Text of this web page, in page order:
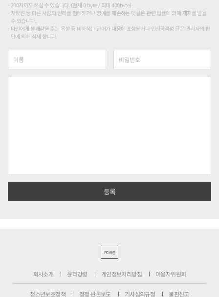
200자까지 쓰실 수 있습니다. (현재 0 byte / 최대 400byte)
저작권 등 다른 사람의 권리를 침해하거나 명예를 훼손하는 댓글은 관련 법률에 의해 제재를 받을
수 있습니다.
타인에게 불쾌감을 주는 욕설 등 비하하는 단어가 내용에 포함되거나 인신공격성 글은 관리자의 판
단에 의해 삭제 합니다.
PC버전
회사소개 윤리강령 개인정보처리방침 이용자위원회
청소년보호정책 정정·반론보도 기사심의규정 불편신고